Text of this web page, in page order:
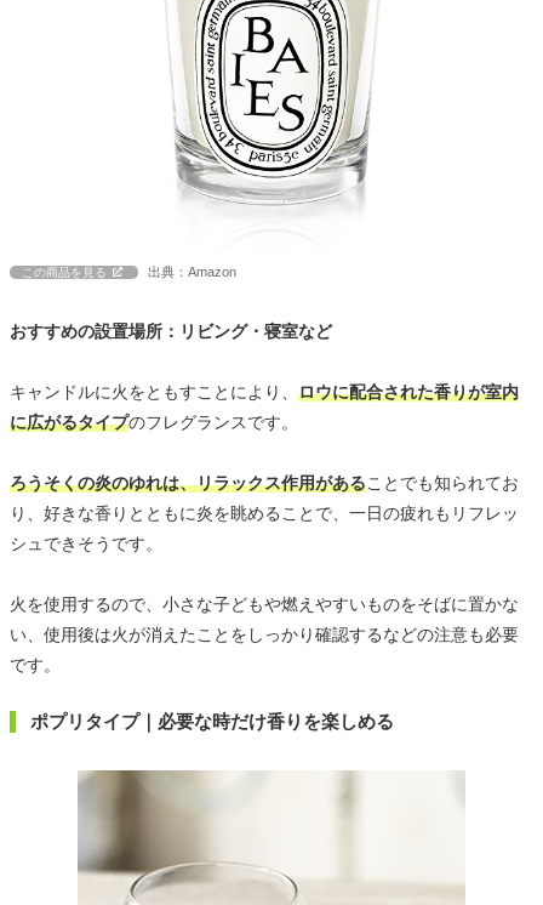
この商品を見る 出典：Amazon
おすすめの設置場所：リビング・寝室など
キャンドルに火をともすことにより、 ロウに配合された香りが室内
に広がるタイプのフレグランスです。
ろうそくの炎のゆれは、リラックス作用があることでも知られてお
り、好きな香りとともに炎を眺めることで、一日の疲れもリフレッ
シュできそうです。
火を使用するので、小さな子どもや燃えやすいものをそばに置かな
い、使用後は火が消えたことをしっかり確認するなどの注意も必要
です。
ポプリタイプ｜必要な時だけ香りを楽しめる